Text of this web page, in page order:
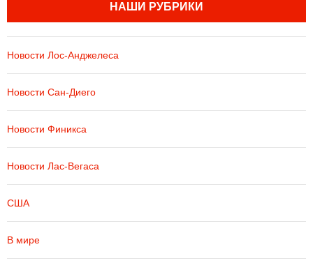
НАШИ РУБРИКИ
Новости Лос-Анджелеса
Новости Сан-Диего
Новости Финикса
Новости Лас-Вегаса
США
В мире